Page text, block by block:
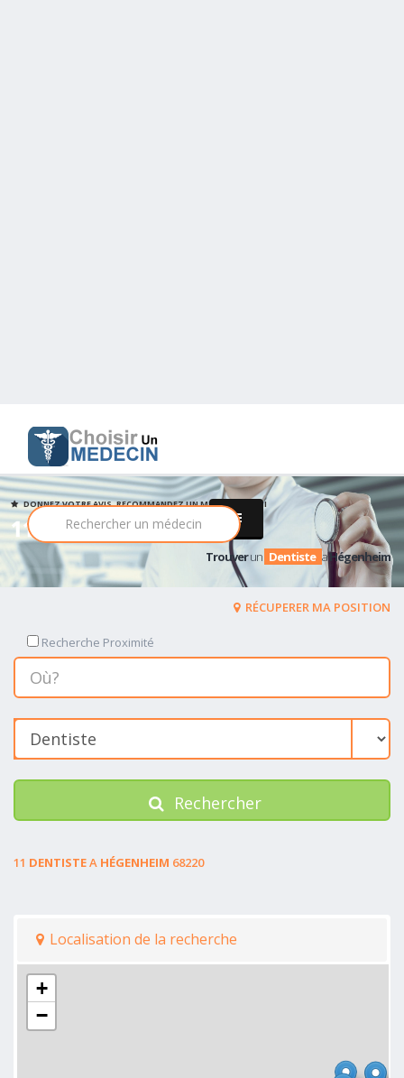
11 Dentiste
DONNEZ VOTRE AVIS, RECOMMANDEZ UN MEDECIN PARMI
Trouverun Dentiste aHégenheim
RÉCUPERER MA POSITION
Recherche Proximité
Rechercher
11 DENTISTEA HÉGENHEIM 68220
Localisation de la recherche
+
−